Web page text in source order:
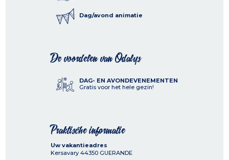
Dag/avond animatie
De voordelen van Odalys
DAG- EN AVONDEVENEMENTEN
Gratis voor het hele gezin!
Praktische informatie
Uw vakantieadres
Kersavary 44350 GUERANDE